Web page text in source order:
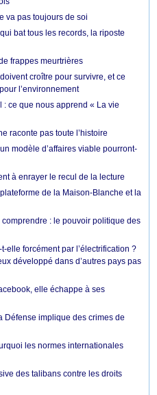
va pas toujours de soi
bat tous les records, la riposte
frappes meurtrières
croître pour survivre, et ce
l’environnement
ce que nous apprend « La vie
raconte pas toute l’histoire
modèle d’affaires viable pourront-
à enrayer le recul de la lecture
de la Maison-Blanche et la
: le pouvoir politique des
elle forcément par l’électrification ?
développé dans d’autres pays pas
elle échappe à ses
Défense implique des crimes de
les normes internationales
des talibans contre les droits